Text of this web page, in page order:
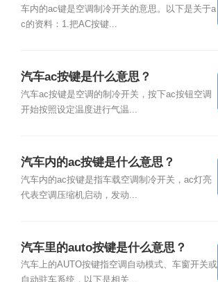
车内的ac键是空调制冷开关的意思。以下是关于a
c的资料：1.把AC按键...
汽车ac按键是什么意思？
汽车ac按键是空调的制冷开关，按下ac按钮空调
开始按照设定温度进行气温...
汽车内的ac按键是什么意思？
汽车内的ac按键是指车载空调制冷开关，ac灯亮
代表空调压缩机启动，发动...
汽车里的auto按键是什么意思？
汽车上的AUTO按键指空调自动模式、车窗开关或